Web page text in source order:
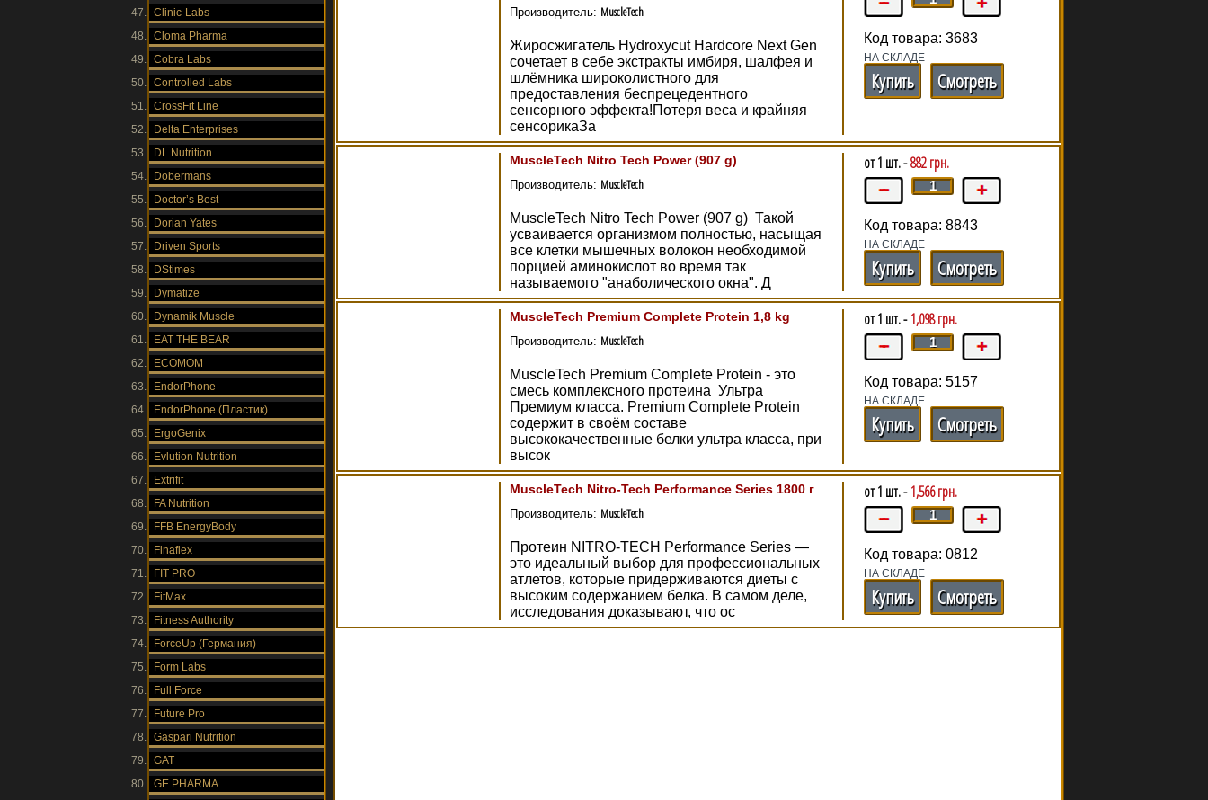
Clinic-Labs
Cloma Pharma
Cobra Labs
Controlled Labs
CrossFit Line
Delta Enterprises
DL Nutrition
Dobermans
Doctor’s Best
Dorian Yates
Driven Sports
DStimes
Dymatize
Dynamik Muscle
EAT THE BEAR
ECOMOM
EndorPhone
EndorPhone (Пластик)
ErgoGenix
Evlution Nutrition
Extrifit
FA Nutrition
FFB EnergyBody
Finaflex
FIT PRO
FitMax
Fitness Authority
ForceUp (Германия)
Form Labs
Full Force
Future Pro
Gaspari Nutrition
GAT
GE PHARMA
Производитель: MuscleTech
Жиросжигатель Hydroxycut Hardcore Next Gen
сочетает в себе экстракты имбиря, шалфея и
шлёмника широколистного для
предоставления беспрецедентного
сенсорного эффекта!Потеря веса и крайняя
сенсорикаЗа
Код товара: 3683
НА СКЛАДЕ
Купить Смотреть
MuscleTech Nitro Tech Power (907 g)
Производитель: MuscleTech
MuscleTech Nitro Tech Power (907 g) Такой
усваивается организмом полностью, насыщая
все клетки мышечных волокон необходимой
порцией аминокислот во время так
называемого "анаболического окна". Д
от 1 шт. -882 грн.
Код товара: 8843
НА СКЛАДЕ
Купить Смотреть
MuscleTech Premium Complete Protein 1,8 kg
Производитель: MuscleTech
MuscleTech Premium Complete Protein - это
смесь комплексного протеина Ультра
Премиум класса. Premium Complete Protein
содержит в своём составе
высококачественные белки ультра класса, при
высок
от 1 шт. - 1,098 грн.
Код товара: 5157
НА СКЛАДЕ
Купить Смотреть
MuscleTech Nitro-Tech Performance Series 1800 г
Производитель: MuscleTech
Протеин NITRO-TECH Performance Series —
это идеальный выбор для профессиональных
атлетов, которые придерживаются диеты с
высоким содержанием белка. В самом деле,
исследования доказывают, что ос
от 1 шт. - 1,566 грн.
Код товара: 0812
НА СКЛАДЕ
Купить Смотреть